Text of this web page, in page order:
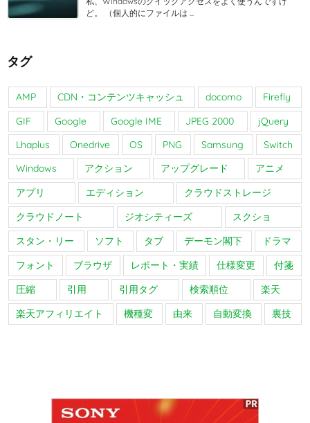
ど。 （個人的にファイルは ...
タグ
AMP CDN・コンテンツキャッシュ docomo
Firefly
GIF
Google Google IME JPEG 2000
jQuery
Lhaplus
Onedrive OS PNG Samsung
Switch
Windows
アクション アップグレード
アニメ
アプリ
エディション
クラウドストレージ
クラウドノート
ジオシティーズ
スクショ
スタン・リー
ソフト タブ デーモン閣下
ドラマ
フォント
ブラウザ レポート・実績 仕様変更
付箋
圧縮
引用 引用タグ 検索順位
楽天
楽天アフィリエイト
機種変 由来 自動変換 裏技